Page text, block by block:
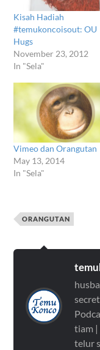
Kisah Hadiah
#temukoncoisout: OU
Hugs
November 23, 2012
In "Sela"
Vimeo dan Orangutan
May 13, 2014
In "Sela"
ORANGUTAN
tiam |
telur